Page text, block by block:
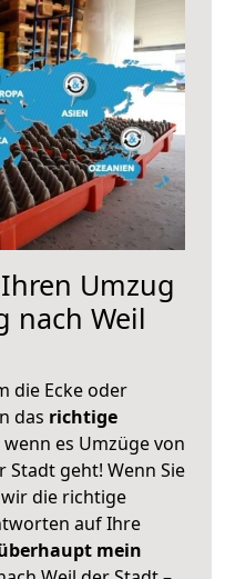
Umzug
nach Weil
die Ecke oder
das richtige
es Umzüge von
Stadt geht! Wenn Sie
die richtige
auf Ihre
mein